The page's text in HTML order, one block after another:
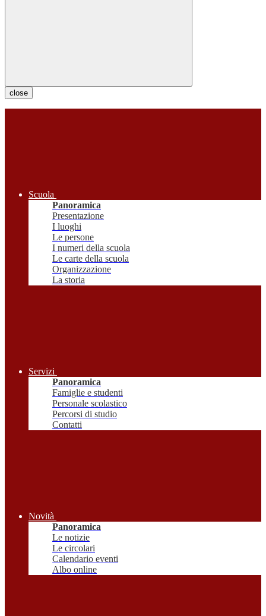
close
Scuola
Panoramica
Presentazione
I luoghi
Le persone
I numeri della scuola
Le carte della scuola
Organizzazione
La storia
Servizi
Panoramica
Famiglie e studenti
Personale scolastico
Percorsi di studio
Contatti
Novità
Panoramica
Le notizie
Le circolari
Calendario eventi
Albo online